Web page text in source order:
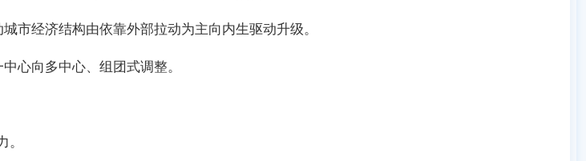
经济结构由依靠外部拉动为主向内生驱动升级。
向多中心、组团式调整。